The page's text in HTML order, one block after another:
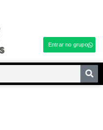
Entrar no grupo